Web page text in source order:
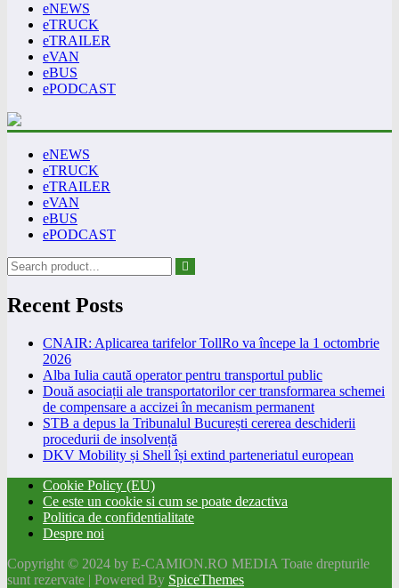
eNEWS
eTRUCK
eTRAILER
eVAN
eBUS
ePODCAST
eNEWS
eTRUCK
eTRAILER
eVAN
eBUS
ePODCAST
Recent Posts
CNAIR: Aplicarea tarifelor TollRo va începe la 1 octombrie
2026
Alba Iulia caută operator pentru transportul public
Două asociații ale transportatorilor cer transformarea schemei
de compensare a accizei în mecanism permanent
STB a depus la Tribunalul București cererea deschiderii
procedurii de insolvență
DKV Mobility și Shell își extind parteneriatul european
Cookie Policy (EU)
Ce este un cookie si cum se poate dezactiva
Politica de confidentialitate
Despre noi
Copyright © 2024 by E-CAMION.RO MEDIA Toate drepturile
sunt rezervate | Powered By SpiceThemes